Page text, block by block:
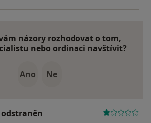
názory rozhodovat o tom,
nebo ordinaci navštívit?
Ano Ne
odstraněn